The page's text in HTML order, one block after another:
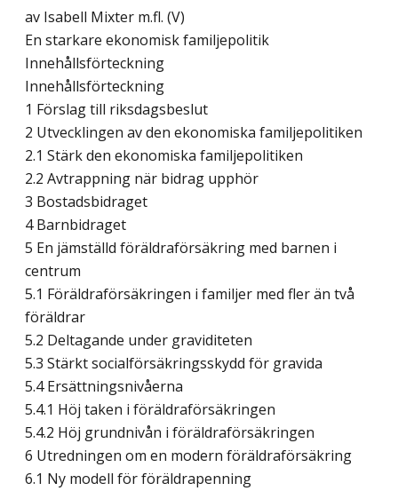
av Isabell Mixter m.fl. (V)
En starkare ekonomisk familjepolitik
Innehållsförteckning
Innehållsförteckning
1 Förslag till riksdagsbeslut
2 Utvecklingen av den ekonomiska familjepolitiken
2.1 Stärk den ekonomiska familjepolitiken
2.2 Avtrappning när bidrag upphör
3 Bostadsbidraget
4 Barnbidraget
5 En jämställd föräldraförsäkring med barnen i
centrum
5.1 Föräldraförsäkringen i familjer med fler än två
föräldrar
5.2 Deltagande under graviditeten
5.3 Stärkt socialförsäkringsskydd för gravida
5.4 Ersättningsnivåerna
5.4.1 Höj taken i föräldraförsäkringen
5.4.2 Höj grundnivån i föräldraförsäkringen
6 Utredningen om en modern föräldraförsäkring
6.1 Ny modell för föräldrapenning